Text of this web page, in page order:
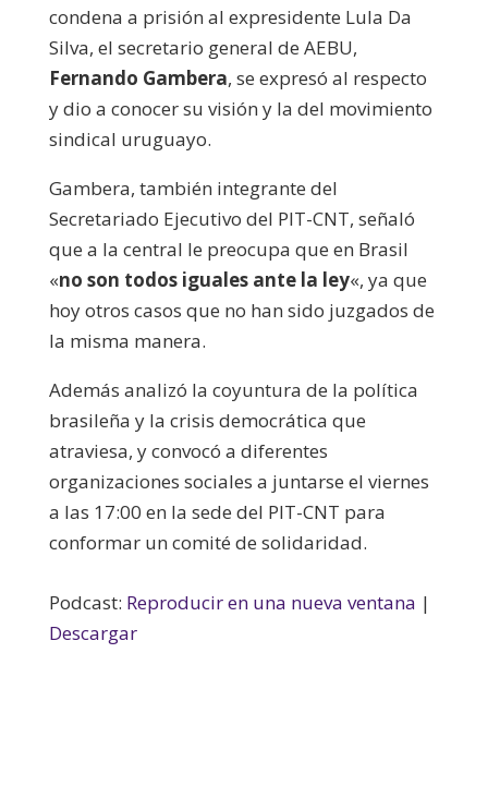
condena a prisión al expresidente Lula Da
Silva, el secretario general de AEBU,
Fernando Gambera, se expresó al respecto
y dio a conocer su visión y la del movimiento
sindical uruguayo.
Gambera, también integrante del
Secretariado Ejecutivo del PIT-CNT, señaló
que a la central le preocupa que en Brasil
«no son todos iguales ante la ley«, ya que
hoy otros casos que no han sido juzgados de
la misma manera.
Además analizó la coyuntura de la política
brasileña y la crisis democrática que
atraviesa, y convocó a diferentes
organizaciones sociales a juntarse el viernes
a las 17:00 en la sede del PIT-CNT para
conformar un comité de solidaridad.
Podcast: Reproducir en una nueva ventana |
Descargar